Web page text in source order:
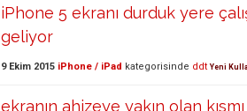
iPhone 5 ekranı durduk yere
geliyor
9 Ekim 2015 iPhone / iPad kategorisinde ddt Yeni
ekranın ahizeye yakın olan